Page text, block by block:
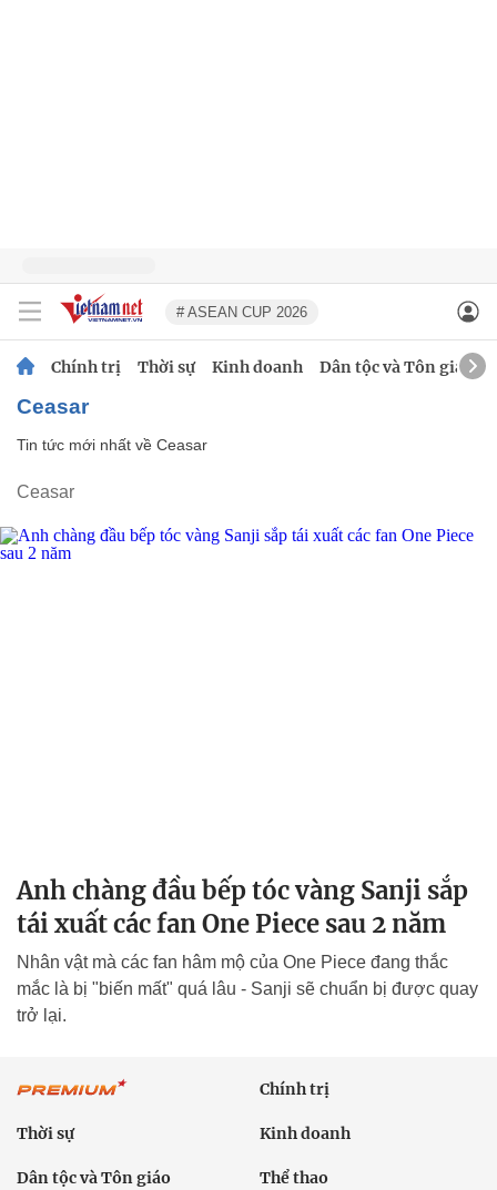
# ASEAN CUP 2026
Chính trị Thời sự Kinh doanh Dân tộc và Tôn giáo
Ceasar
Tin tức mới nhất về Ceasar
Ceasar
Anh chàng đầu bếp tóc vàng Sanji sắp
tái xuất các fan One Piece sau 2 năm
Nhân vật mà các fan hâm mộ của One Piece đang thắc
mắc là bị "biến mất" quá lâu - Sanji sẽ chuẩn bị được quay
trở lại.
Chính trị
Thời sự Kinh doanh
Dân tộc và Tôn giáo Thể thao